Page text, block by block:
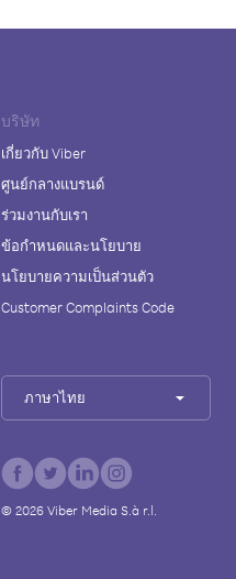
บริษัท
เกี่ยวกับ Viber
ศูนย์กลางแบรนด์
ร่วมงานกับเรา
ข้อกำหนดและนโยบาย
นโยบายความเป็นส่วนตัว
Customer Complaints Code
ภาษาไทย
© 2026Viber Media S.à r.l.